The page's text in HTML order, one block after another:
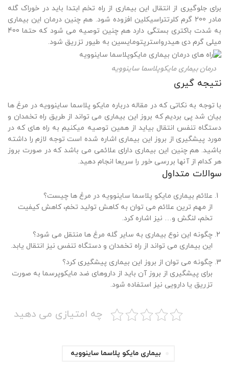
برای جلوگیری از انتقال این بیماری از راه تخم ابتدا باید در خوراک گله
مادر 200 گرم کلرتتراسیکلین افزوده شود. هم چنین درمان این بیماری
به شدت باکتری بستگی دارد هم چنین توصیه می شود که حتما 400
میلی گرم دی هیدرواسترپتومایسین به طیور تزریق شود.
درمان بیماری مایکوپلاسما ساینوویه
نتیجه گیری
با توجه به نکاتی که در مقاله درباره مایکو پلاسما ساینوویه در مرغ ها
بیان شد پی بردیم که بروز این بیماری می تواند از طریق راه تخمدان و
دستگاه تنفس انتقال بیاید از همین توصیه میکنیم به راه های که در
مورد پیشگیری از بروز این بیماری اشاره شده است توجه لازم را داشته
باشید. هم چنین این بیماری دارای علائمی می باشد که در صورت بروز
هر کدام از آنها بررسی خور را سریعا انجام دهید.
سوالات متداول
علائم بیماری مایکو پلاسما ساینوویه در مرغ ها چیست؟
از مهم ترین علائم می توان به کاهش تولید تخم، کاهش کیفیت
تخم، لنگش و… نیز اشاره کرد.
چگونه این نوع بیماری به سایر گله مرغ ها منتقل می شود؟
این بیماری می تواند از راه تخمدان و دستگاه تنفس نیز انتقال یابد.
چگونه می توان از بروز این بیماری پیشگیری کرد؟
برای پیشگیری از بروز آن باید از داروهای ضد مایکوپرسما به صورت
تزریق یا دارویی نیز استفاده شود.
چه امتیازی می دهید
بیماری مایکو پلاسما ساینوویه